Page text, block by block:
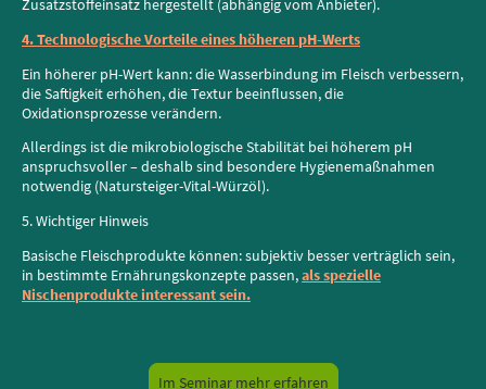
Zusatzstoffeinsatz hergestellt (abhängig vom Anbieter).
4. Technologische Vorteile eines höheren pH-Werts
Ein höherer pH-Wert kann: die Wasserbindung im Fleisch verbessern,
die Saftigkeit erhöhen, die Textur beeinflussen, die
Oxidationsprozesse verändern.
Allerdings ist die mikrobiologische Stabilität bei höherem pH
anspruchsvoller – deshalb sind besondere Hygienemaßnahmen
notwendig (Natursteiger-Vital-Würzöl).
5. Wichtiger Hinweis
Basische Fleischprodukte können: subjektiv besser verträglich sein,
in bestimmte Ernährungskonzepte passen,als spezielle
Nischenprodukte interessant sein.
Im Seminar mehr erfahren